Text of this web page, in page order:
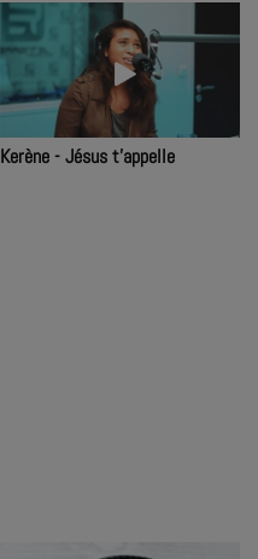
Kerène - Jésus t'appelle